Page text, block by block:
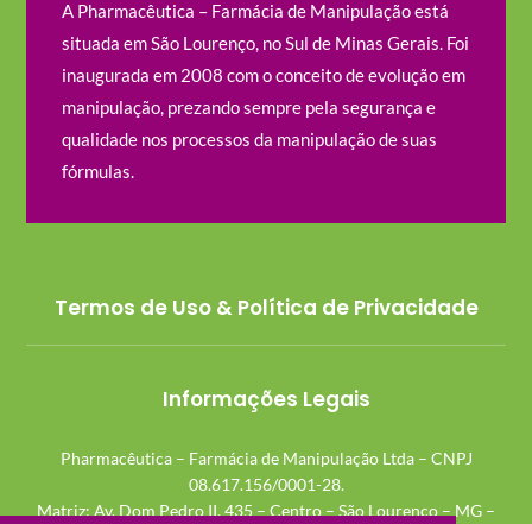
A Pharmacêutica – Farmácia de Manipulação está
situada em São Lourenço, no Sul de Minas Gerais. Foi
inaugurada em 2008 com o conceito de evolução em
manipulação, prezando sempre pela segurança e
qualidade nos processos da manipulação de suas
fórmulas.
Termos de Uso & Política de Privacidade
Informações Legais
Pharmacêutica – Farmácia de Manipulação Ltda – CNPJ
08.617.156/0001-28.
Matriz: Av. Dom Pedro II, 435 – Centro – São Lourenço – MG –